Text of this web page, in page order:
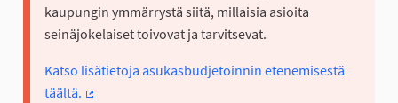
kaupungin ymmärrystä siitä, millaisia asioita
seinäjokelaiset toivovat ja tarvitsevat.
Katso lisätietoja asukasbudjetoinnin etenemisestä
täältä.